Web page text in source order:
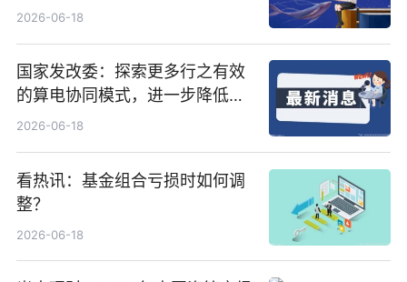
置、纯水冷却单元和特种换热器
2026-06-18
国家发改委：探索更多行之有效
的算电协同模式，进一步降低网
络传输时延_最资讯
2026-06-18
看热讯：基金组合亏损时如何调
整？
2026-06-18